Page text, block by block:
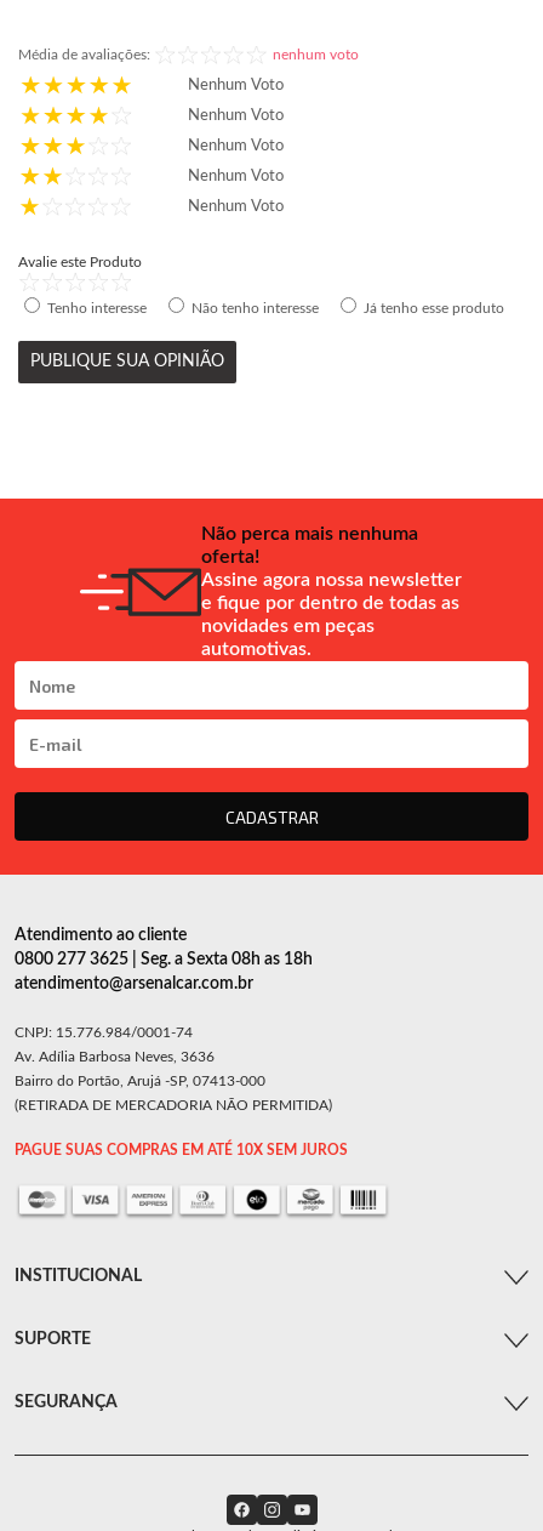
Média de avaliações: nenhum voto
Nenhum Voto
Nenhum Voto
Nenhum Voto
Nenhum Voto
Nenhum Voto
Avalie este Produto
Tenho interesse Não tenho interesse Já tenho esse produto
PUBLIQUE SUA OPINIÃO
Não perca mais nenhuma
oferta!
Assine agora nossa newsletter
e fique por dentro de todas as
novidades em peças
automotivas.
CADASTRAR
Atendimento ao cliente
0800 277 3625 | Seg. a Sexta 08h as 18h
atendimento@arsenalcar.com.br
CNPJ: 15.776.984/0001-74
Av. Adília Barbosa Neves, 3636
Bairro do Portão, Arujá -SP, 07413-000
(RETIRADA DE MERCADORIA NÃO PERMITIDA)
PAGUE SUAS COMPRAS EM ATÉ 10X SEM JUROS
INSTITUCIONAL
SUPORTE
SEGURANÇA